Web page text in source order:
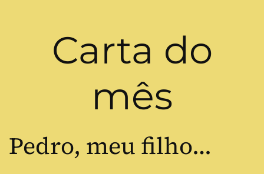
Carta do
mês
Pedro, meu filho…